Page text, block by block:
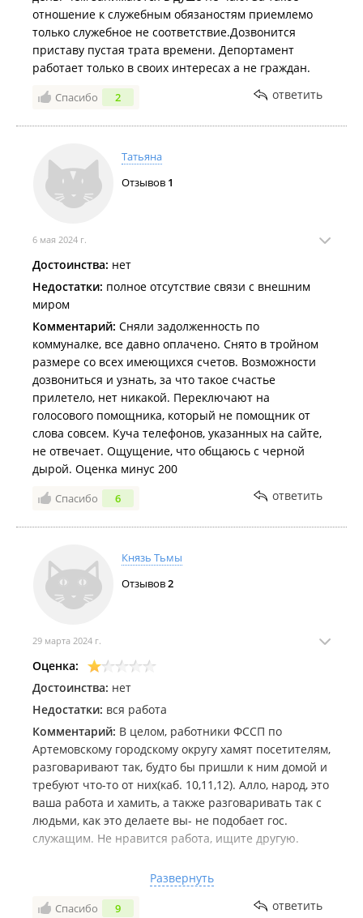
отношение к служебным обязаностям приемлемо
только служебное не соответствие.Дозвонится
приставу пустая трата времени. Депортамент
работает только в своих интересах а не граждан.
Спасибо 2 ответить
Татьяна
Отзывов 1
6 мая 2024 г.
Достоинства: нет
Недостатки: полное отсутствие связи с внешним
миром
Комментарий: Сняли задолженность по
коммуналке, все давно оплачено. Снято в тройном
размере со всех имеющихся счетов. Возможности
дозвониться и узнать, за что такое счастье
прилетело, нет никакой. Переключают на
голосового помощника, который не помощник от
слова совсем. Куча телефонов, указанных на сайте,
не отвечает. Ощущение, что общаюсь с черной
дырой. Оценка минус 200
Спасибо 6 ответить
Князь Тьмы
Отзывов2
29 марта 2024 г.
Оценка:
Достоинства: нет
Недостатки: вся работа
Комментарий: В целом, работники ФССП по
Артемовскому городскому округу хамят посетителям,
разговаривают так, будто бы пришли к ним домой и
требуют что-то от них(каб. 10,11,12). Алло, народ, это
ваша работа и хамить, а также разговаривать так с
людьми, как это делаете вы- не подобает гос.
служащим. Не нравится работа, ищите другую.
Сотрудники не компетентные и не могут нормально
все объяснить посетителям. В частности судебный
пристав-исполнитель Яна Геннадьевна Б.
Развернуть
Спасибо 9 ответить